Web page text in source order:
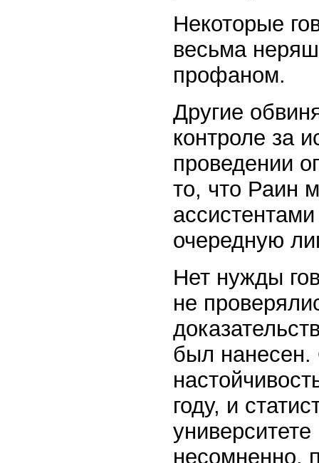
Некоторые
весьма
профаном.
Другие
контроле за
проведении
то, что Раин
очередную
Нет нужды
не
был
году, и
несомненно,